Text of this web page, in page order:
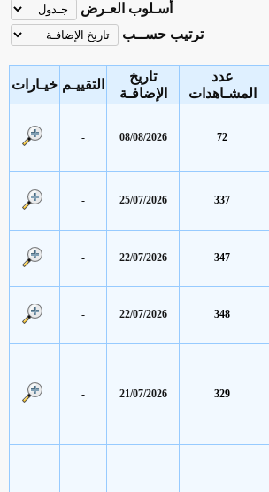
أسـلوب العـرض
ترتيب حســب
عدد
المشـاهدات
تاريخ
الإضافـة
التقييـم خيـارات
08/08/2026
25/07/2026
22/07/2026
22/07/2026
21/07/2026